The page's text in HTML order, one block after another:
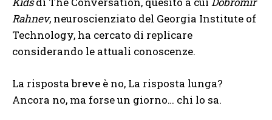
Rahnev, neuroscienziato del Georgia Institute of
Technology, ha cercato di replicare
considerando le attuali conoscenze.
La risposta breve è no, La risposta lunga?
Ancora no, ma forse un giorno… chi lo sa.